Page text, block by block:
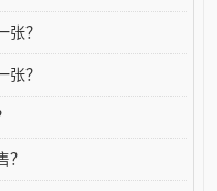
张？
张？
？